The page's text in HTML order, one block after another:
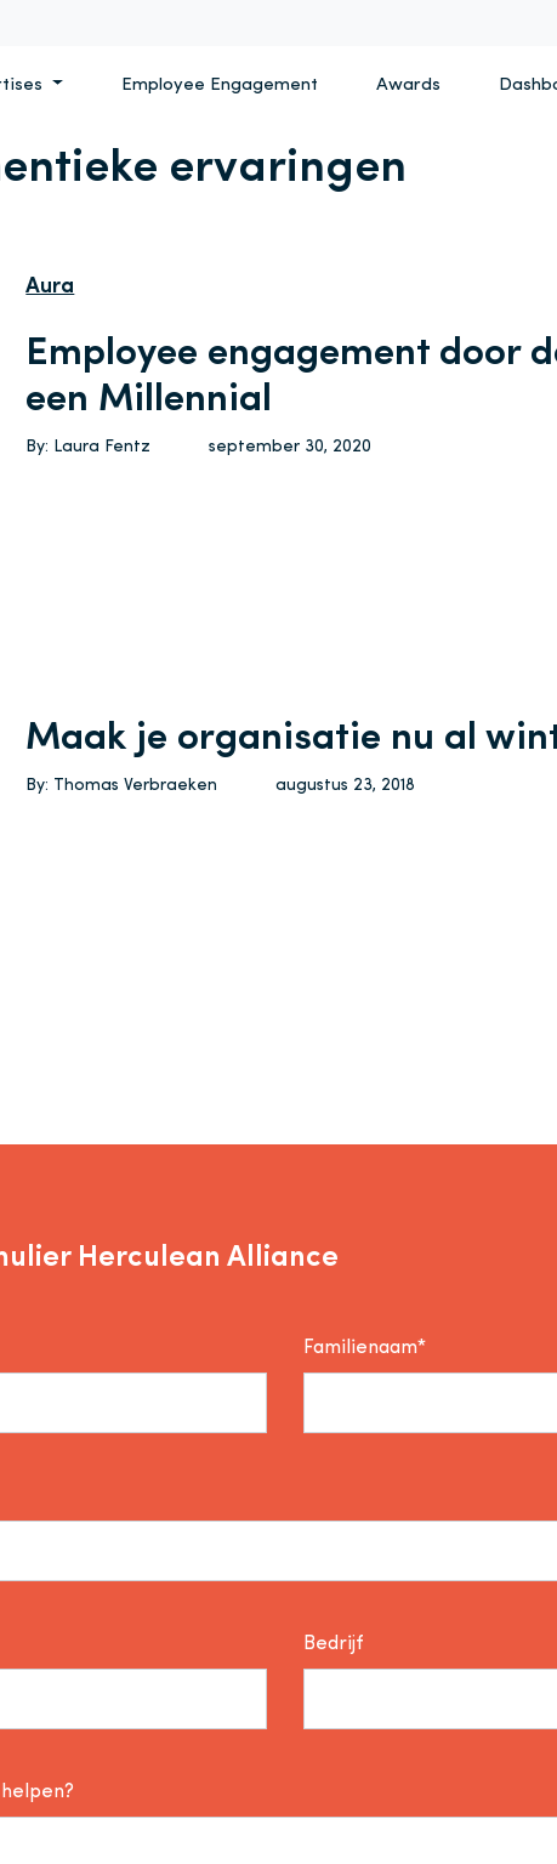
Employee Engagement Awards
ervaringen
Aura
Employee engagement door
een Millennial
By: Laura Fentz september 30, 2020
Maak je organisatie nu al
By: Thomas Verbraeken augustus 23, 2018
Herculean Alliance
Familienaam*
Bedrijf